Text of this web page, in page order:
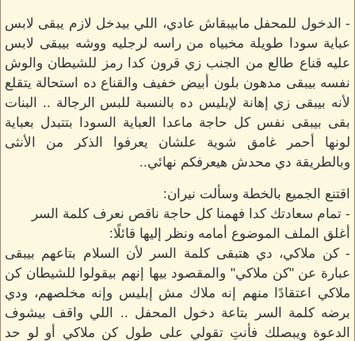
- الدخول للمحفل مابيبقاش عادي، اللي بيدخل لازم يبقى لابس
عباية سودا طويلة مخبياه من راسه لرجليه ووشه بيبقى لابس
عليه قناع طالع من الجنب زي قرون كدا رمز للشيطان والوش
نفسه بيبقى مدهون بلون أبيض خفيف والقناع ده استحالة يتقلع
لأنه بيبقى زي إهانة لإبليس ده بالنسبة للبس الرجالة .. البنات
بقى بيبقى نفس كل حاجة ماعدا العباية السودا بتتبدل بعباية
لونها أحمر غامق شوية علشان يعرفوا الذكر من الأنثى
وبالطريقة دي محدش هيعرفكم نهائي..
اقتنع الجميع بالخطة وسألت نيران:
- تمام سعادتك كدا فهمنا كل حاجة ناقص نعرف كلمة السر
أغلق الملف الموضوع أمامه ونظر إليها قائلًا:
- كن ملاكي، دي هتبقى كلمة السر لأن السلام بتاعهم بيبقى
عبارة عن "كن ملاكي" والمقصود بيها إنهم بيقولوا للشيطان كن
ملاكي اعتقادًا منهم إنه ملاك مش إبليس وإنه مخلصهم، ودي
برضه كلمة السر بتاعة دخول المحفل .. اللي واقف بيشوف
الدعوة ويبصلك فأنتِ تقولي على طول كن ملاكي أو لو حد